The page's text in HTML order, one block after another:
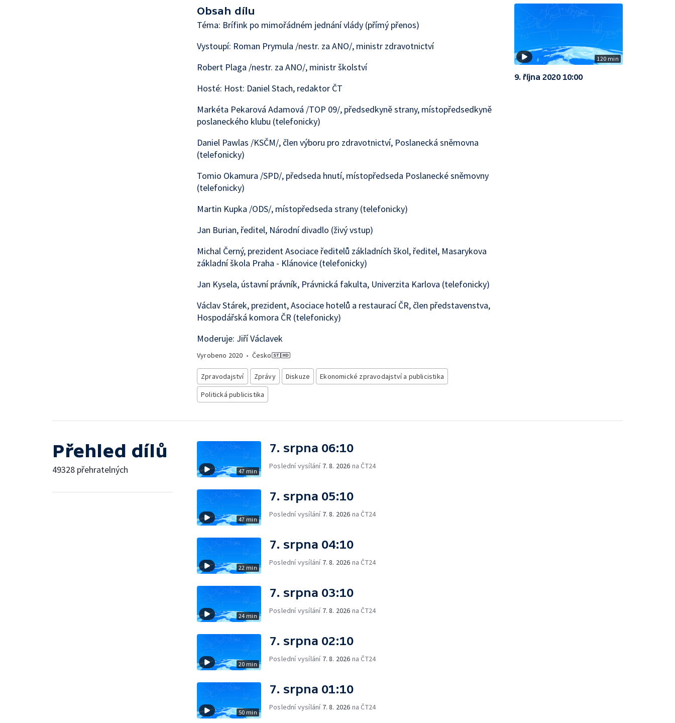
Obsah dílu
Téma: Brífink po mimořádném jednání vlády (přímý přenos)
Vystoupí: Roman Prymula /nestr. za ANO/, ministr zdravotnictví
Robert Plaga /nestr. za ANO/, ministr školství
Hosté: Host: Daniel Stach, redaktor ČT
Markéta Pekarová Adamová /TOP 09/, předsedkyně strany, místopředsedkyně
poslaneckého klubu (telefonicky)
Daniel Pawlas /KSČM/, člen výboru pro zdravotnictví, Poslanecká sněmovna
(telefonicky)
Tomio Okamura /SPD/, předseda hnutí, místopředseda Poslanecké sněmovny
(telefonicky)
Martin Kupka /ODS/, místopředseda strany (telefonicky)
Jan Burian, ředitel, Národní divadlo (živý vstup)
Michal Černý, prezident Asociace ředitelů základních škol, ředitel, Masarykova
základní škola Praha - Klánovice (telefonicky)
Jan Kysela, ústavní právník, Právnická fakulta, Univerzita Karlova (telefonicky)
Václav Stárek, prezident, Asociace hotelů a restaurací ČR, člen představenstva,
Hospodářská komora ČR (telefonicky)
Moderuje: Jiří Václavek
Vyrobeno 2020 • Česko
Zpravodajství Zprávy Diskuze
Ekonomické zpravodajství a publicistika
Politická publicistika
120 min
9. října 2020 10:00
Přehled dílů
49328 přehratelných 47 min
7. srpna 06:10
Poslední vysílání 7. 8. 2026 na ČT24
47 min
7. srpna 05:10
Poslední vysílání 7. 8. 2026 na ČT24
22 min
7. srpna 04:10
Poslední vysílání 7. 8. 2026 na ČT24
24 min
7. srpna 03:10
Poslední vysílání 7. 8. 2026 na ČT24
20 min
7. srpna 02:10
Poslední vysílání 7. 8. 2026 na ČT24
50 min
7. srpna 01:10
Poslední vysílání 7. 8. 2026 na ČT24